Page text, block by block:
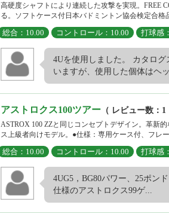
高硬度シャフトにより連続した攻撃を実現。FREE
る。ソフトケース付日本バドミントン協会検定合格
総合：10.00 コントロール：10.00 打球感
4Uを使用しました。 カタロ
いますが、使用した個体はヘ
アストロクス100ツアー （ レビュー数：1
ASTROX 100 ZZと同じコンセプトデザイン。革新
ス上級者向けモデル。●仕様：専用ケース付、フレ
総合：10.00 コントロール：10.00 打球感
4UG5，BG80パワー、25ポン
仕様のアストロクス99ゲ...